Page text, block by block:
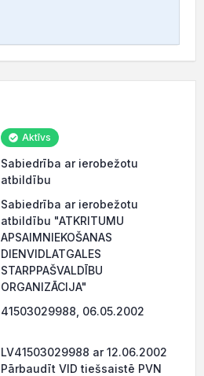
Aktīvs
Sabiedrība ar ierobežotu
atbildību
Sabiedrība ar ierobežotu
atbildību "ATKRITUMU
APSAIMNIEKOŠANAS
DIENVIDLATGALES
STARPPAŠVALDĪBU
ORGANIZĀCIJA"
41503029988, 06.05.2002
LV41503029988 ar 12.06.2002
Pārbaudīt VID tiešsaistē PVN